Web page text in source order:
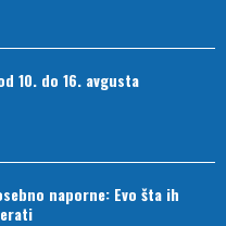
10. do 16. avgusta
naporne: Evo šta ih